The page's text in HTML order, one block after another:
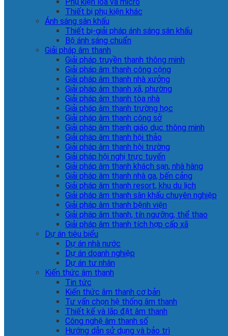
Thiết bị phụ kiện khác
Ánh sáng sân khấu
Thiết bị-giải pháp ánh sáng sân khấu
Bộ ánh sáng chuẩn
Giải pháp âm thanh
Giải pháp truyền thanh thông minh
Giải pháp âm thanh công cộng
Giải pháp âm thanh nhà xưởng
Giải pháp âm thanh xã, phường
Giải pháp âm thanh tòa nhà
Giải pháp âm thanh trường học
Giải pháp âm thanh công sở
Giải pháp âm thanh giáo dục thông minh
Giải pháp âm thanh hội thảo
Giải pháp âm thanh hội trường
Giải pháp hội nghị trực tuyến
Giải pháp âm thanh khách sạn, nhà hàng
Giải pháp âm thanh nhà ga, bến cảng
Giải pháp âm thanh resort, khu du lịch
Giải pháp âm thanh sân khấu chuyên nghiệp
Giải pháp âm thanh bệnh viện
Giải pháp âm thanh, tín ngưỡng, thể thao
Giải pháp âm thanh tích hợp cấp xã
Dự án tiêu biểu
Dự án nhà nước
Dự án doanh nghiệp
Dự án tư nhân
Kiến thức âm thanh
Tin tức
Kiến thức âm thanh cơ bản
Tư vấn chọn hệ thống âm thanh
Thiết kế và lắp đặt âm thanh
Công nghệ âm thanh số
Hướng dẫn sử dụng và bảo trì